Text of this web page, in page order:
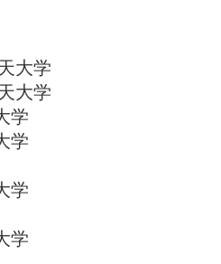
大学
大学
学
学
学
学